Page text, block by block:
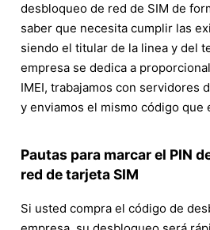
desbloqueo de red de SIM de
saber que necesita cumplir las
siendo el titular de la linea y del
empresa se dedica a
IMEI, trabajamos con servidores
y enviamos el mismo código que
Pautas para marcar el PIN
red de tarjeta SIM
Si usted compra el código de